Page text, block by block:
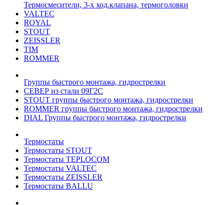
Термосмесители, 3-х ход.клапана, термоголовки
VALTEC
ROYAL
STOUT
ZEISSLER
TIM
ROMMER
Группы быстрого монтажа, гидрострелки
СЕВЕР из стали 09Г2С
STOUT группы быстрого монтажа, гидрострелки
ROMMER группы быстрого монтажа, гидрострелки
DIAL Группы быстрого монтажа, гидрострелки
Термостаты
Термостаты STOUT
Термостаты TEPLOCOM
Термостаты VALTEC
Термостаты ZEISSLER
Термостаты BALLU